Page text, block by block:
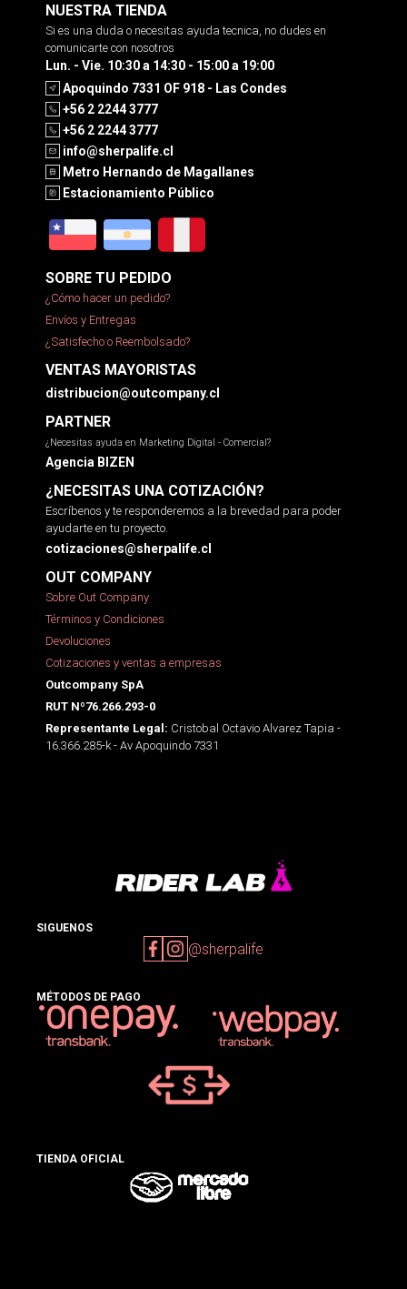
NUESTRA TIENDA
Si es una duda o necesitas ayuda tecnica, no dudes en
comunicarte con nosotros
Lun. - Vie. 10:30 a 14:30 - 15:00 a 19:00
Apoquindo 7331 OF 918 - Las Condes
+56 2 2244 3777
+56 2 2244 3777
info@sherpalife.cl
Metro Hernando de Magallanes
Estacionamiento Público
SOBRE TU PEDIDO
¿Cómo hacer un pedido?
Envíos y Entregas
¿Satisfecho o Reembolsado?
VENTAS MAYORISTAS
distribucion@outcompany.cl
PARTNER
¿Necesitas ayuda en Marketing Digital - Comercial?
Agencia BIZEN
¿NECESITAS UNA COTIZACIÓN?
Escríbenos y te responderemos a la brevedad para poder
ayudarte en tu proyecto.
cotizaciones@sherpalife.cl
OUT COMPANY
Sobre Out Company
Términos y Condiciones
Devoluciones
Cotizaciones y ventas a empresas
Outcompany SpA
RUT Nº76.266.293-0
Representante Legal: Cristobal Octavio Alvarez Tapia -
16.366.285-k - Av Apoquindo 7331
SIGUENOS
@sherpalife
MÉTODOS DE PAGO
TIENDA OFICIAL